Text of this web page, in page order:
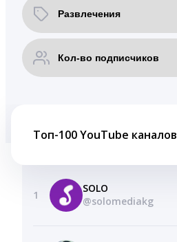
Топ-100 YouTube каналов
1
SOLO
@solomediakg